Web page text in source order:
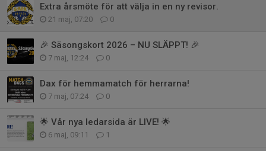
Extra årsmöte för att välja in en ny revisor.
21 maj, 07:20 0
🎉 Säsongskort 2026 – NU SLÄPPT! 🎉
7 maj, 12:24 0
Dax för hemmamatch för herrarna!
7 maj, 07:24 0
🌟 Vår nya ledarsida är LIVE! 🌟
6 maj, 09:11 1